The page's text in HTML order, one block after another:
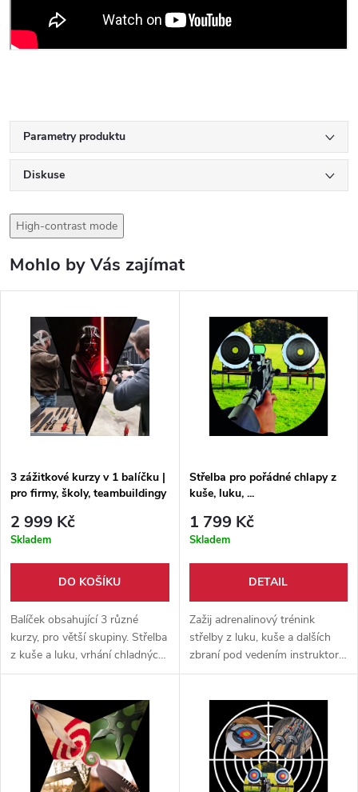
Parametry produktu
Diskuse
High-contrast mode
Mohlo by Vás zajímat
3 zážitkové kurzy v 1 balíčku |
pro firmy, školy, teambuildingy
2 999 Kč
Skladem
DO KOŠÍKU
Balíček obsahující 3 různé
kurzy, pro větší skupiny. Střelba
z kuše a luku, vrhání chladných
zbraní a souboj se světelnými
teambuildingy a skupiny přátel.
Dle domluvy doba kurzu/cena.
Střelba pro pořádné chlapy z
kuše, luku, ...
1 799 Kč
Skladem
DETAIL
Zažij adrenalinový trénink
střelby z luku, kuše a dalších
zbraní pod vedením instruktora
– individuální kurz plný akce,